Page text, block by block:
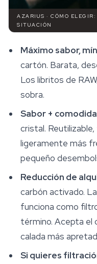
AZARIUS · CÓMO
SITUACIÓN
Máximo sabor,
cartón. Barata,
Los libritos de
sobra.
Sabor +
cristal.
ligeramente más
pequeño
Reducción de
carbón activado.
funciona como
término. Acepta el
calada más
Si quieres